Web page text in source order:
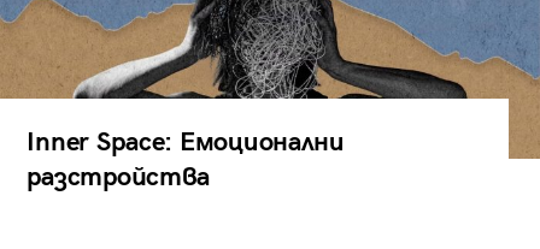
Inner Space: Емоционални
разстройства